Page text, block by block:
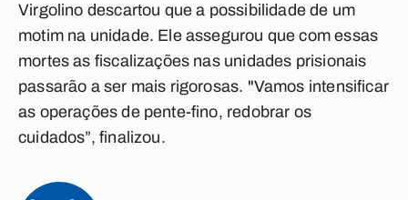
Virgolino descartou que a possibilidade de um
motim na unidade. Ele assegurou que com essas
mortes as fiscalizações nas unidades prisionais
passarão a ser mais rigorosas. "Vamos intensificar
as operações de pente-fino, redobrar os
cuidados”, finalizou.